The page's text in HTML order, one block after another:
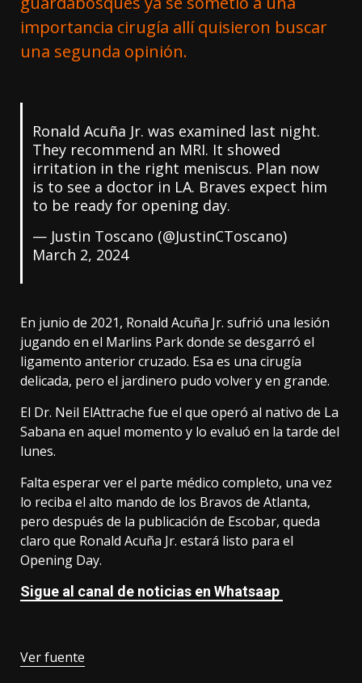
importancia cirugía allí quisieron buscar
una segunda opinión.
Ronald Acuña Jr. was examined last night.
They recommend an MRI. It showed
irritation in the right meniscus. Plan now
is to see a doctor in LA. Braves expect him
to be ready for opening day.
— Justin Toscano (@JustinCToscano)
March 2, 2024
En junio de 2021, Ronald Acuña Jr. sufrió una lesión
jugando en el Marlins Park donde se desgarró el
ligamento anterior cruzado. Esa es una cirugía
delicada, pero el jardinero pudo volver y en grande.
El Dr. Neil ElAttrache fue el que operó al nativo de La
Sabana en aquel momento y lo evaluó en la tarde del
lunes.
Falta esperar ver el parte médico completo, una vez
lo reciba el alto mando de los Bravos de Atlanta,
pero después de la publicación de Escobar, queda
claro que Ronald Acuña Jr. estará listo para el
Opening Day.
Sigue al canal de noticias en Whatsaap
Ver fuente